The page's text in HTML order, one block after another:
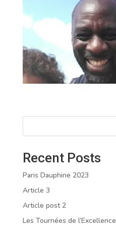
Recent Posts
Paris Dauphine 2023
Article 3
Article post 2
Les Tournées de l’Excellence